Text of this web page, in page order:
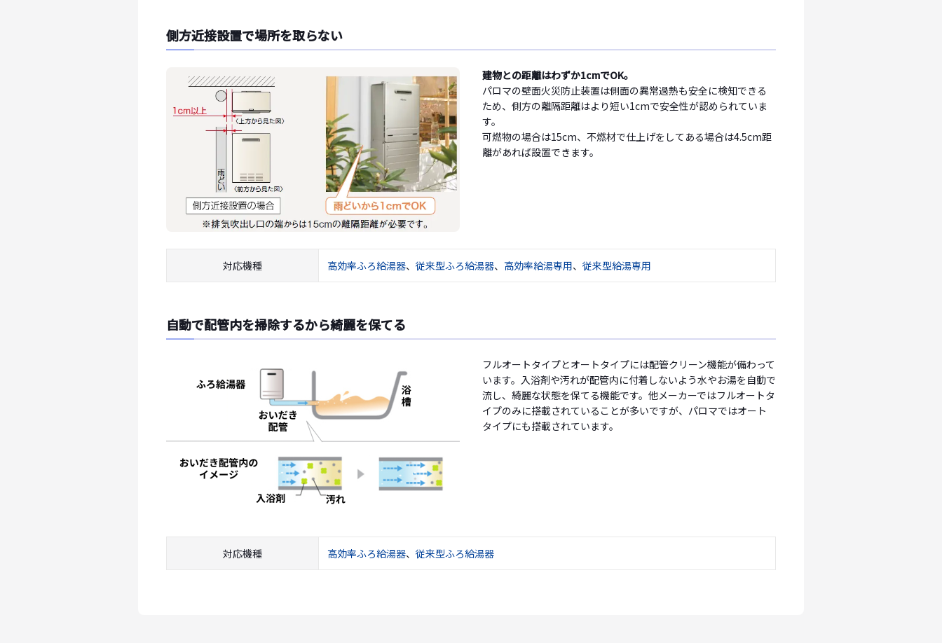
側方近接設置で場所を取らない
建物との距離はわずか1cmでOK。
パロマの壁面火災防止装置は側面の異常過熱も安全に検知できる
ため、側方の離隔距離はより短い1cmで安全性が認められていま
す。
可燃物の場合は15cm、不燃材で仕上げをしてある場合は4.5cm距
離があれば設置できます。
対応機種 高効率ふろ給湯器、 従来型ふろ給湯器、 高効率給湯専用、 従来型給湯専用
自動で配管内を掃除するから綺麗を保てる
フルオートタイプとオートタイプには配管クリーン機能が備わって
います。入浴剤や汚れが配管内に付着しないよう水やお湯を自動で
流し、綺麗な状態を保てる機能です。他メーカーではフルオートタ
イプのみに搭載されていることが多いですが、パロマではオート
タイプにも搭載されています。
対応機種 高効率ふろ給湯器、 従来型ふろ給湯器